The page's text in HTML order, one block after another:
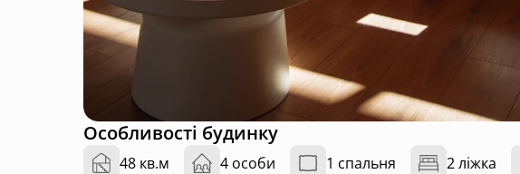
Особливості будинку
48 кв.м 4 особи 1 спальня 2 ліжка